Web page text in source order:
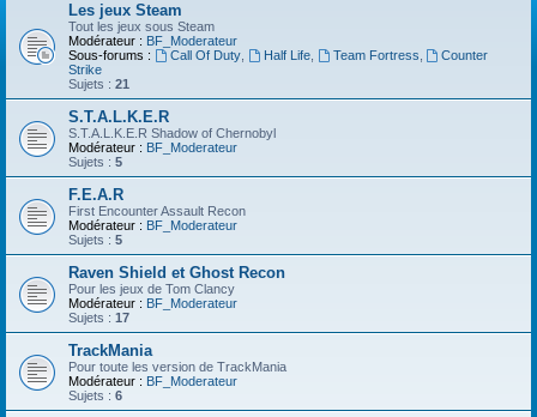
Les jeux Steam
Tout les jeux sous Steam
Modérateur : BF_Moderateur
Sous-forums :
Call Of Duty, Half Life, Team Fortress
Counter
Strike
Sujets : 21
S.T.A.L.K.E.R
S.T.A.L.K.E.R Shadow of Chernobyl
Modérateur : BF_Moderateur
Sujets : 5
F.E.A.R
First Encounter Assault Recon
Modérateur : BF_Moderateur
Sujets : 5
Raven Shield et Ghost Recon
Pour les jeux de Tom Clancy
Modérateur : BF_Moderateur
Sujets : 17
TrackMania
Pour toute les version de TrackMania
Modérateur : BF_Moderateur
Sujets : 6